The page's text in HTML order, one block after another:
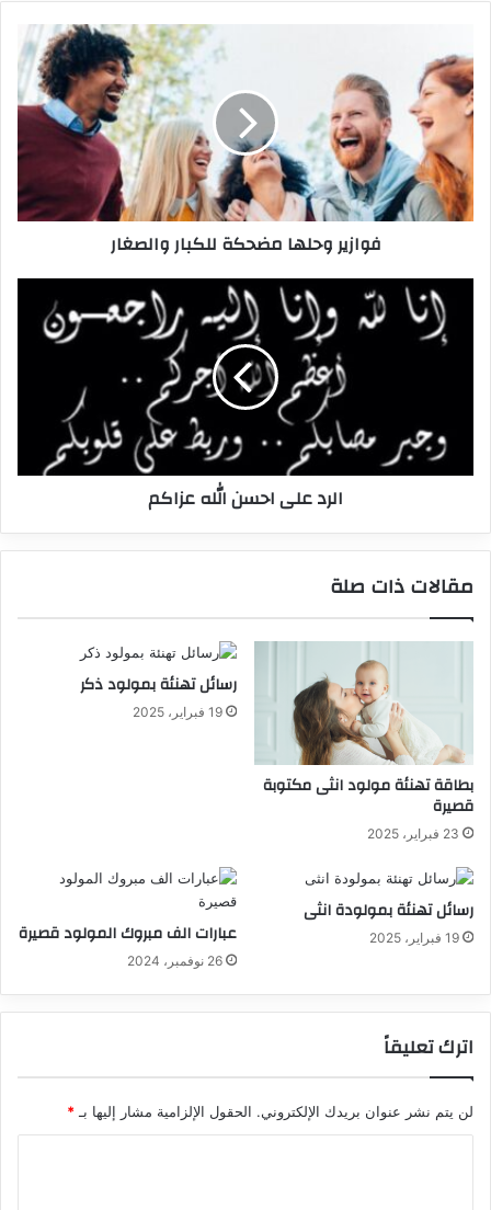
فوازير وحلها مضحكة للكبار والصغار
الرد على احسن الله عزاكم
مقالات ذات صلة
بطاقة تهنئة مولود انثى مكتوبة
قصيرة
23 فبراير، 2025
رسائل تهنئة بمولود ذكر
19 فبراير، 2025
رسائل تهنئة بمولودة انثى
19 فبراير، 2025 عبارات الف مبروك المولود قصيرة
26 نوفمبر، 2024
اترك تعليقاً
لن يتم نشر عنوان بريدك الإلكتروني. الحقول الإلزامية مشار إليها بـ *